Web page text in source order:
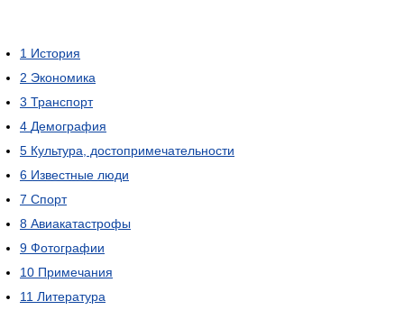
1 История
2 Экономика
3 Транспорт
4 Демография
5 Культура, достопримечательности
6 Известные люди
7 Спорт
8 Авиакатастрофы
9 Фотографии
10 Примечания
11 Литература